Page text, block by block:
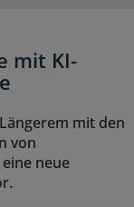
mit KI-
mit den
von
neue